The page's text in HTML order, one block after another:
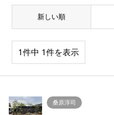
新しい順
1件中 1件を表示
桑原淳司